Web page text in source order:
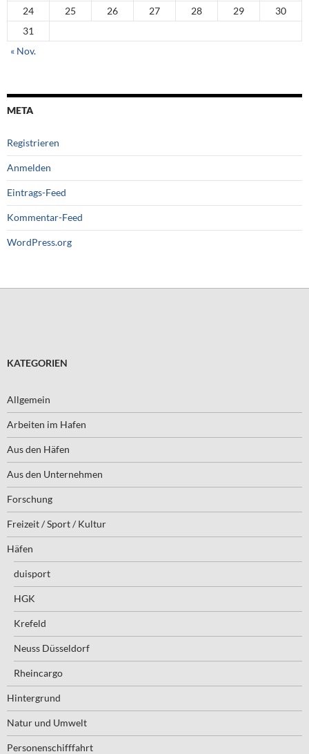
24
25 26 27 28 29
30
31
« Nov.
META
Registrieren
Anmelden
Eintrags-Feed
Kommentar-Feed
WordPress.org
KATEGORIEN
Allgemein
Arbeiten im Hafen
Aus den Häfen
Aus den Unternehmen
Forschung
Freizeit / Sport / Kultur
Häfen
duisport
HGK
Krefeld
Neuss Düsseldorf
Rheincargo
Hintergrund
Natur und Umwelt
Personenschifffahrt